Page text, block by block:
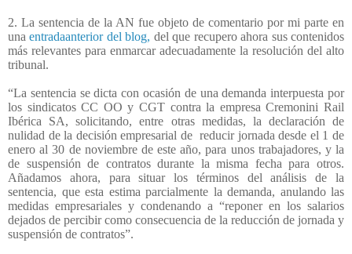
2. La sentencia de la AN fue objeto de comentario por mi parte en
unaentradaanterior del blog, del que recupero ahora sus contenidos
más relevantes para enmarcar adecuadamente la resolución del alto
tribunal.
“La sentencia se dicta con ocasión de una demanda interpuesta por
los sindicatos CC OO y CGT contra la empresa Cremonini Rail
Ibérica SA, solicitando, entre otras medidas, la declaración de
nulidad de la decisión empresarial de reducir jornada desde el 1 de
enero al 30 de noviembre de este año, para unos trabajadores, y la
de suspensión de contratos durante la misma fecha para otros.
Añadamos ahora, para situar los términos del análisis de la
sentencia, que esta estima parcialmente la demanda, anulando las
medidas empresariales y condenando a “reponer en los salarios
dejados de percibir como consecuencia de la reducción de jornada y
suspensión de contratos”.